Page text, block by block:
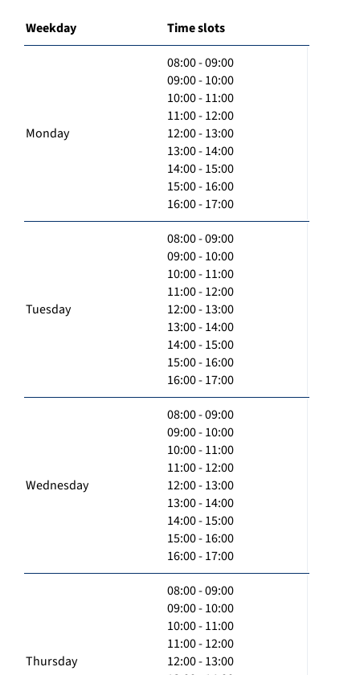
Weekday Time slots
Monday
08:00 - 09:00
09:00 - 10:00
10:00 - 11:00
11:00 - 12:00
12:00 - 13:00
13:00 - 14:00
14:00 - 15:00
15:00 - 16:00
16:00 - 17:00
Tuesday
08:00 - 09:00
09:00 - 10:00
10:00 - 11:00
11:00 - 12:00
12:00 - 13:00
13:00 - 14:00
14:00 - 15:00
15:00 - 16:00
16:00 - 17:00
Wednesday
08:00 - 09:00
09:00 - 10:00
10:00 - 11:00
11:00 - 12:00
12:00 - 13:00
13:00 - 14:00
14:00 - 15:00
15:00 - 16:00
16:00 - 17:00
Thursday
08:00 - 09:00
09:00 - 10:00
10:00 - 11:00
11:00 - 12:00
12:00 - 13:00